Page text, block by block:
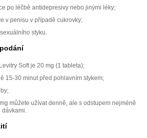
po léčbě antidepresivy nebo jinými léky;
v penisu v případě cukrovky;
styku.
Soft je 20 mg (1 tableta);
15-30 minut před pohlavním stykem;
můžete užívat denně, ale s odstupem nejméně